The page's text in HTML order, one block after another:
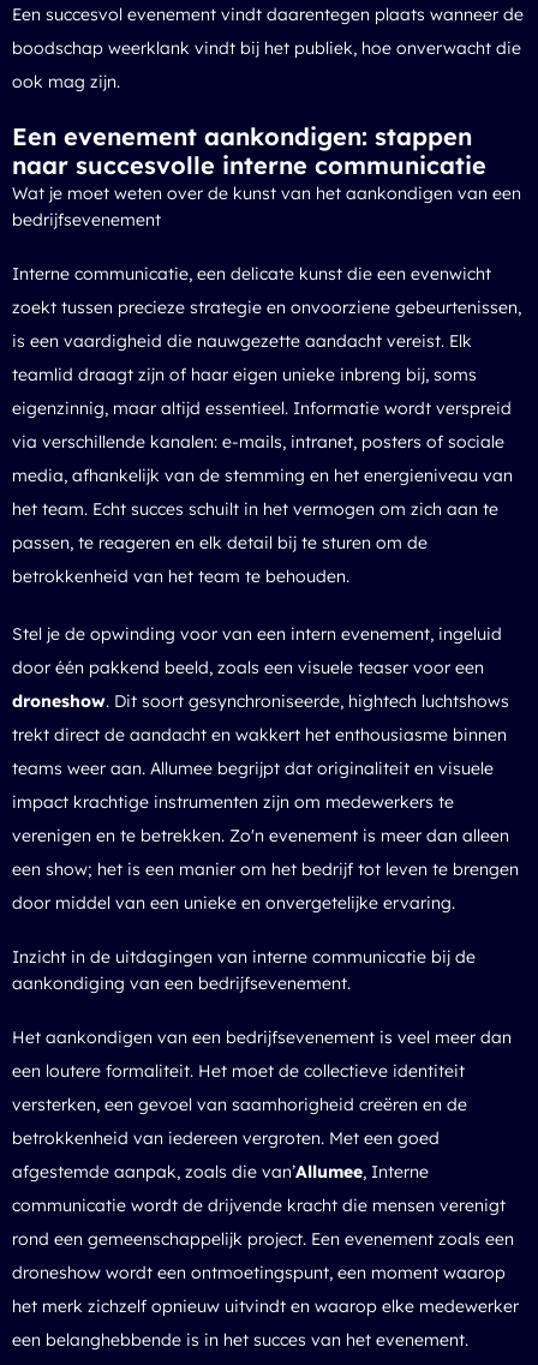
Een succesvol evenement vindt daarentegen plaats wanneer de
boodschap weerklank vindt bij het publiek, hoe onverwacht die
ook mag zijn.
Een evenement aankondigen: stappen
naar succesvolle interne communicatie
Wat je moet weten over de kunst van het aankondigen van een
bedrijfsevenement
Interne communicatie, een delicate kunst die een evenwicht
zoekt tussen precieze strategie en onvoorziene gebeurtenissen,
is een vaardigheid die nauwgezette aandacht vereist. Elk
teamlid draagt zijn of haar eigen unieke inbreng bij, soms
eigenzinnig, maar altijd essentieel. Informatie wordt verspreid
via verschillende kanalen: e-mails, intranet, posters of sociale
media, afhankelijk van de stemming en het energieniveau van
het team. Echt succes schuilt in het vermogen om zich aan te
passen, te reageren en elk detail bij te sturen om de
betrokkenheid van het team te behouden.
Stel je de opwinding voor van een intern evenement, ingeluid
door één pakkend beeld, zoals een visuele teaser voor een
droneshow. Dit soort gesynchroniseerde, hightech luchtshows
trekt direct de aandacht en wakkert het enthousiasme binnen
teams weer aan. Allumee begrijpt dat originaliteit en visuele
impact krachtige instrumenten zijn om medewerkers te
verenigen en te betrekken. Zo'n evenement is meer dan alleen
een show; het is een manier om het bedrijf tot leven te brengen
door middel van een unieke en onvergetelijke ervaring.
Inzicht in de uitdagingen van interne communicatie bij de
aankondiging van een bedrijfsevenement.
Het aankondigen van een bedrijfsevenement is veel meer dan
een loutere formaliteit. Het moet de collectieve identiteit
versterken, een gevoel van saamhorigheid creëren en de
betrokkenheid van iedereen vergroten. Met een goed
afgestemde aanpak, zoals die van’Allumee, Interne
communicatie wordt de drijvende kracht die mensen verenigt
rond een gemeenschappelijk project. Een evenement zoals een
droneshow wordt een ontmoetingspunt, een moment waarop
het merk zichzelf opnieuw uitvindt en waarop elke medewerker
een belanghebbende is in het succes van het evenement.